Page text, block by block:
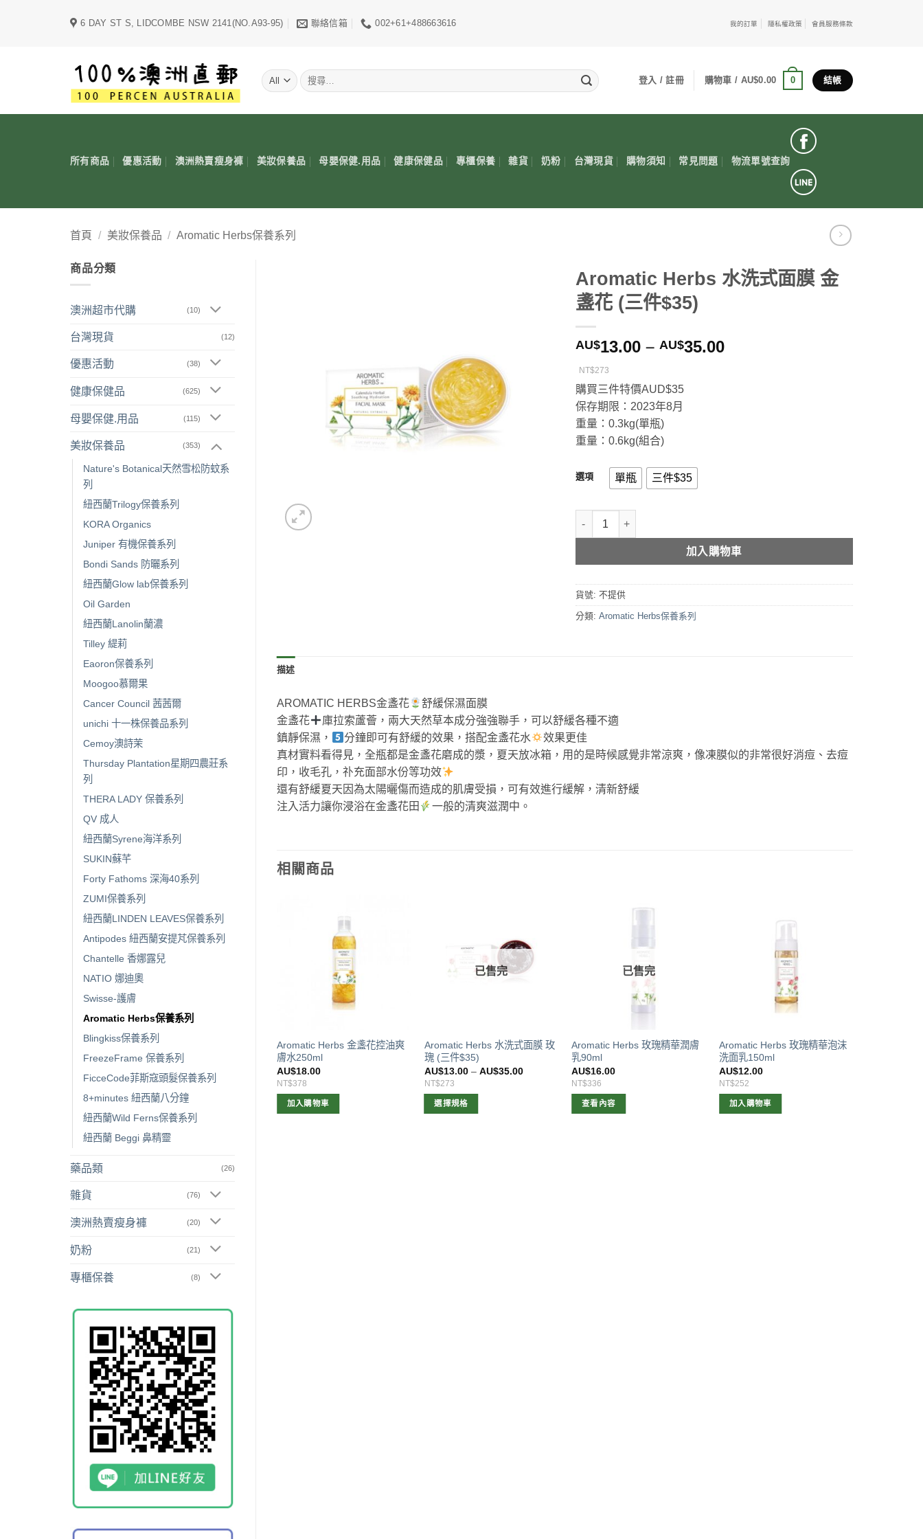
6 DAY ST S, LIDCOMBE NSW 2141(NO.A93-95) 聯絡信箱 002+61+488663616 我的訂單 隱私權政策 會員服務條款
搜
尋
鍵
登入 / 註冊 購物車 / AU$0.00 0 結帳
所有商品 優惠活動 澳洲熱賣瘦身褲 美妝保養品 母嬰保健.用品 健康保健品 專櫃保養 雜貨 奶粉 台灣現貨 購物須知 常見問題 物流單號查詢
首頁 / 美妝保養品 / Aromatic Herbs保養系列
商品分類
澳洲超市代購 (10)
台灣現貨 (12)
優惠活動 (38)
健康保健品 (625)
母嬰保健.用品 (115)
美妝保養品 (353)
Nature's Botanical天然雪松防蚊系
列
紐西蘭Trilogy保養系列
KORA Organics
Juniper 有機保養系列
Bondi Sands 防曬系列
紐西蘭Glow lab保養系列
Oil Garden
紐西蘭Lanolin蘭濃
Tilley 緹莉
Eaoron保養系列
Moogoo慕爾果
Cancer Council 茜茜爾
unichi 十一株保養品系列
Cemoy澳詩茉
Thursday Plantation星期四農莊系
列
THERA LADY 保養系列
QV 成人
紐西蘭Syrene海洋系列
SUKIN蘇芊
Forty Fathoms 深海40系列
ZUMI保養系列
紐西蘭LINDEN LEAVES保養系列
Antipodes 紐西蘭安提芃保養系列
Chantelle 香娜露兒
NATIO 娜迪奧
Swisse-護膚
Aromatic Herbs保養系列
Blingkiss保養系列
FreezeFrame 保養系列
FicceCode菲斯寇頭髮保養系列
8+minutes 紐西蘭八分鐘
紐西蘭Wild Ferns保養系列
紐西蘭 Beggi 鼻精靈
藥品類 (26)
雜貨 (76)
澳洲熱賣瘦身褲 (20)
奶粉 (21)
專櫃保養 (8)
Aromatic Herbs 水洗式面膜 金
盞花 (三件$35)
AU$13.00– AU$35.00
NT$273
購買三件特價AUD$35
保存期限：2023年8月
重量：0.3kg(單瓶)
重量：0.6kg(組合)
選項 單瓶 三件$35
Aromatic Herbs 水洗式面膜 金盞花 (三件$35) 數量
加入購物車
貨號: 不提供
分類: Aromatic Herbs保養系列
描述
AROMATIC HERBS金盞花
舒緩保濕面膜
金盞花
庫拉索蘆薈，兩大天然草本成分強強聯手，可以舒緩各種不適
鎮靜保濕，
分鐘即可有舒緩的效果，搭配金盞花水
效果更佳
真材實料看得見，全瓶都是金盞花磨成的漿，夏天放冰箱，用的是時候感覺非常涼爽，像凍膜似的非常很好消痘、去痘
印，收毛孔，䃼充面部水份等功效
還有舒緩夏天因為太陽曬傷而造成的肌膚受損，可有效進行緩解，清新舒緩
注入活力讓你浸浴在金盞花田
一般的清爽滋潤中。
相關商品
Aromatic Herbs 金盞花控油爽
膚水250ml
AU$18.00
NT$378
加入購物車
已售完
Aromatic Herbs 水洗式面膜 玫
瑰 (三件$35)
AU$13.00– AU$35.00
NT$273
選擇規格
已售完
Aromatic Herbs 玫瑰精華潤膚
乳90ml
AU$16.00
NT$336
查看內容
Aromatic Herbs 玫瑰精華泡沫
洗面乳150ml
AU$12.00
NT$252
加入購物車
Aromatic Herbs 玫瑰花瓣爽膚
水250ml
AU$18.00
NT$378
查看內容